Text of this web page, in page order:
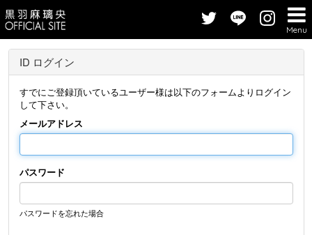
Menu
ID ログイン
すでにご登録頂いているユーザー様は以下のフォームよりログイン
して下さい。
メールアドレス
パスワード
パスワードを忘れた場合